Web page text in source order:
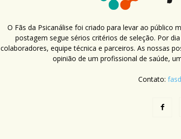
O Fãs da Psicanálise foi criado para levar ao público
postagem segue sérios critérios de seleção. Por
colaboradores, equipe técnica e parceiros. As nossas
opinião de um profissional de saúde,
Contato: